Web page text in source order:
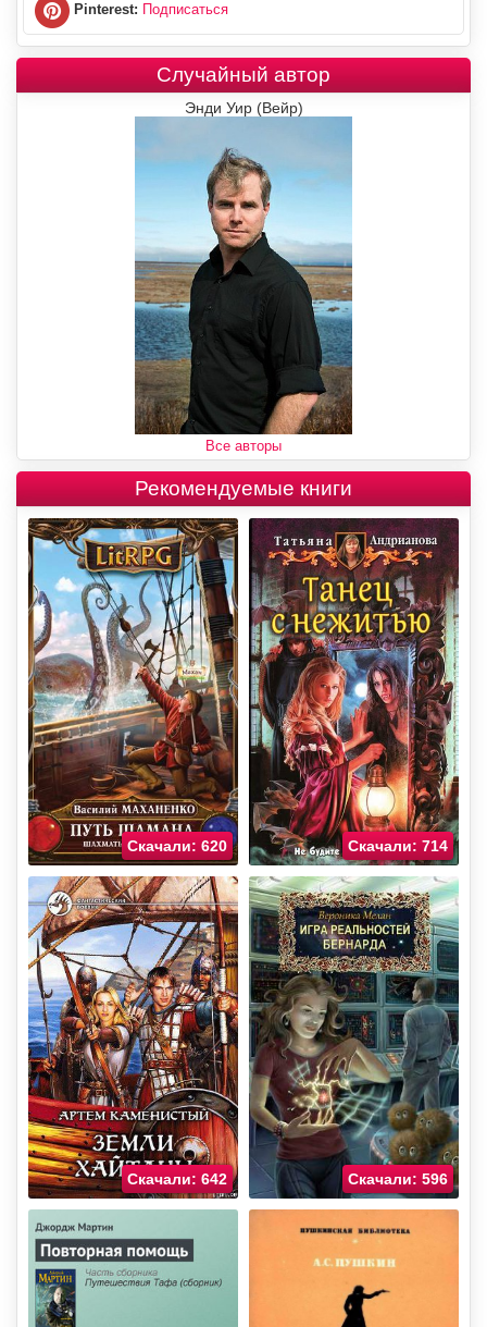
Pinterest: Подписаться
Случайный автор
Энди Уир (Вейр)
Все авторы
Рекомендуемые книги
Скачали: 620 Скачали: 714
Скачали: 642 Скачали: 596